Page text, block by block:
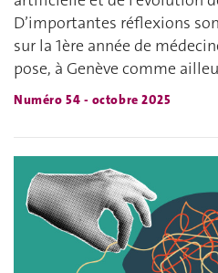
D’importantes réflexions
sur la 1ère année de
pose, à Genève comme
Numéro 54 - octobre 2025